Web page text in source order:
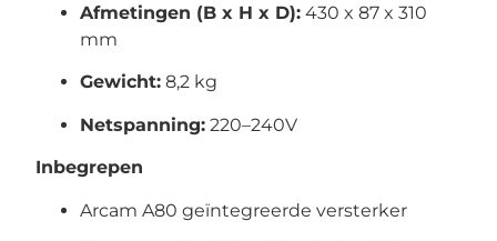
Afmetingen (B x H x D): 430 x 87 x 310
mm
Gewicht: 8,2 kg
Netspanning: 220–240V
Inbegrepen
Arcam A80 geïntegreerde versterker